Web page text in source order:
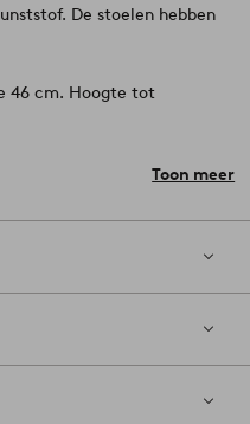
De stoelen hebben
46 cm. Hoogte tot
de eettafel
Toon meer